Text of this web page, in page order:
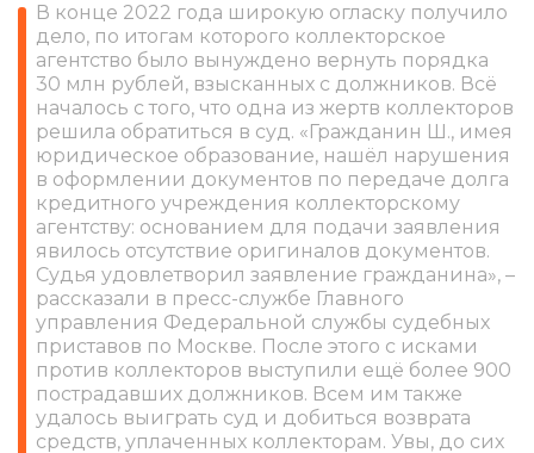
В конце 2022 года широкую огласку получило
дело, по итогам которого коллекторское
агентство было вынуждено вернуть порядка
30 млн рублей, взысканных с должников. Всё
началось с того, что одна из жертв коллекторов
решила обратиться в суд. «Гражданин Ш., имея
юридическое образование, нашёл нарушения
в оформлении документов по передаче долга
кредитного учреждения коллекторскому
агентству: основанием для подачи заявления
явилось отсутствие оригиналов документов.
Судья удовлетворил заявление гражданина», –
рассказали в пресс-службе Главного
управления Федеральной службы судебных
приставов по Москве. После этого с исками
против коллекторов выступили ещё более 900
пострадавших должников. Всем им также
удалось выиграть суд и добиться возврата
средств, уплаченных коллекторам. Увы, до сих